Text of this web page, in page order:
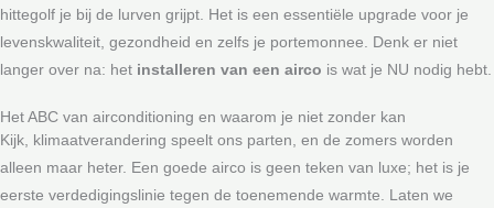
hittegolf je bij de lurven grijpt. Het is een essentiële upgrade voor je
levenskwaliteit, gezondheid en zelfs je portemonnee. Denk er niet
langer over na: het installeren van een airco is wat je NU nodig hebt.
Het ABC van airconditioning en waarom je niet zonder kan
Kijk, klimaatverandering speelt ons parten, en de zomers worden
alleen maar heter. Een goede airco is geen teken van luxe; het is je
eerste verdedigingslinie tegen de toenemende warmte. Laten we